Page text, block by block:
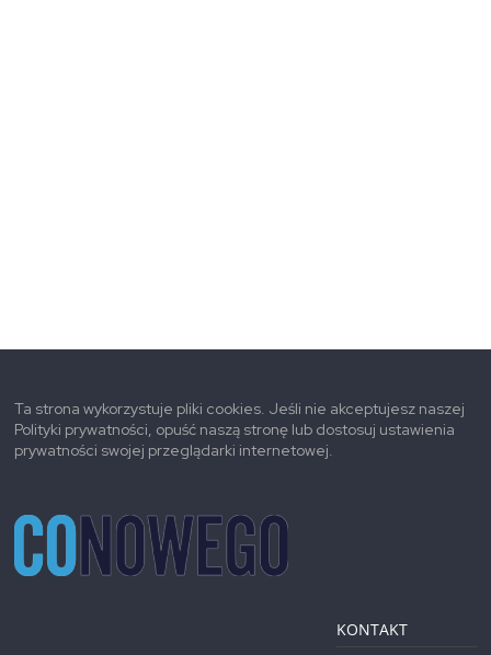
Ta strona wykorzystuje pliki cookies. Jeśli nie akceptujesz naszej
Polityki prywatności, opuść naszą stronę lub dostosuj ustawienia
prywatności swojej przeglądarki internetowej.
KONTAKT